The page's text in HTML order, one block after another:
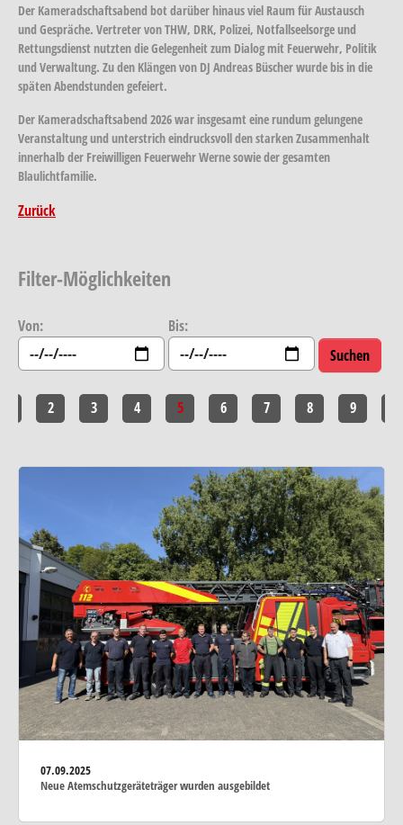
Der Kameradschaftsabend bot darüber hinaus viel Raum für Austausch
und Gespräche. Vertreter von THW, DRK, Polizei, Notfallseelsorge und
Rettungsdienst nutzten die Gelegenheit zum Dialog mit Feuerwehr, Politik
und Verwaltung. Zu den Klängen von DJ Andreas Büscher wurde bis in die
späten Abendstunden gefeiert.
Der Kameradschaftsabend 2026 war insgesamt eine rundum gelungene
Veranstaltung und unterstrich eindrucksvoll den starken Zusammenhalt
innerhalb der Freiwilligen Feuerwehr Werne sowie der gesamten
Blaulichtfamilie.
Zurück
Filter-Möglichkeiten
Von: Bis:
2 3 4 5 6 7 8 9
07.09.2025
Neue Atemschutzgeräteträger wurden ausgebildet